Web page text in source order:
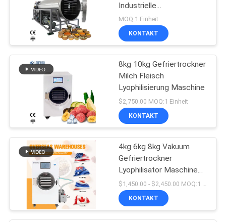
Industrielle
Lyophilisierung Maschine
MOQ:1 Einheit
KONTAKT
8kg 10kg Gefriertrockner
Milch Fleisch
Lyophilisierung Maschine
$2,750.00 MOQ:1 Einheit
KONTAKT
4kg 6kg 8kg Vakuum
Gefriertrockner
Lyophilisator Maschine
2300W Für
hausgemachte
KONTAKT